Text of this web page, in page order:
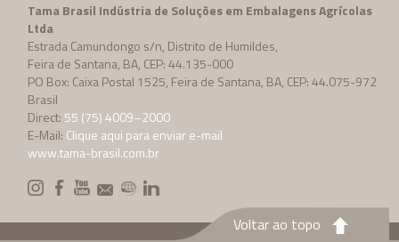
Tama Brasil Indústria de Soluções em Embalagens Agrícolas
Ltda
Estrada Camundongo s/n, Distrito de Humildes,
Feira de Santana, BA, CEP: 44.135-000
PO Box: Caixa Postal 1525, Feira de Santana, BA, CEP: 44.075-972
Brasil
Direct: 55 (75) 4009–2000
E-Mail: Clique aqui para enviar e-mail
www.tama-brasil.com.br
Voltar ao topo